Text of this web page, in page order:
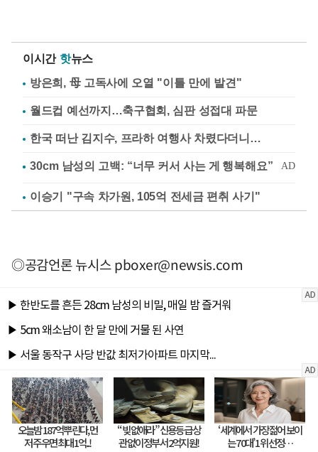
이시간 핫뉴스
방은희, 母 고독사에 오열 "이틀 만에 발견"
월드컵 예선까지…축구협회, 심판 성접대 파문
한국 떠난 김지수, 프라하 여행사 차렸다더니…
이승기 "구속 차가원, 105억 전세금 편취 사기"
◎공감언론 뉴시스pboxer@newsis.com